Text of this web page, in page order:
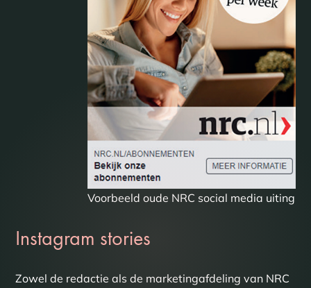
Voorbeeld oude NRC social media uiting
Instagram stories
Zowel de redactie als de marketingafdeling van NRC